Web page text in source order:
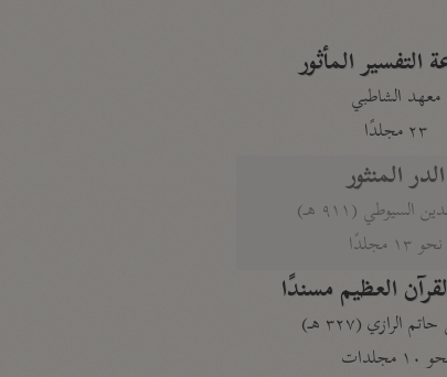
التفسير المأثور
معهد الشاطبي
٢٣ مجلدًا
الدر المنثور
السيوطي (٩١١ هـ)
نحو ١٣ مجلدًا
العظيم مسندًا
الرازي (٣٢٧ هـ)
مجلدات